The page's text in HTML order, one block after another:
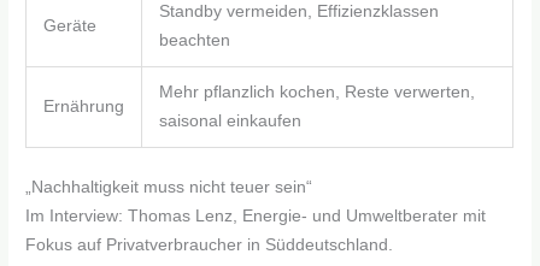
Geräte
Standby vermeiden, Effizienzklassen
beachten
Ernährung
Mehr pflanzlich kochen, Reste verwerten,
saisonal einkaufen
„Nachhaltigkeit muss nicht teuer sein“
Im Interview: Thomas Lenz, Energie- und Umweltberater mit
Fokus auf Privatverbraucher in Süddeutschland.